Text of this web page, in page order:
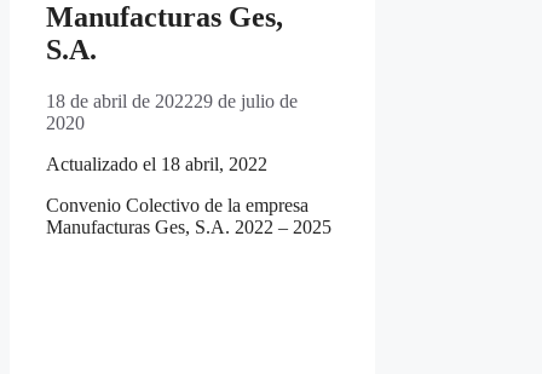
Manufacturas Ges,
S.A.
18 de abril de 202229 de julio de
2020
Actualizado el 18 abril, 2022
Convenio Colectivo de la empresa
Manufacturas Ges, S.A. 2022 – 2025